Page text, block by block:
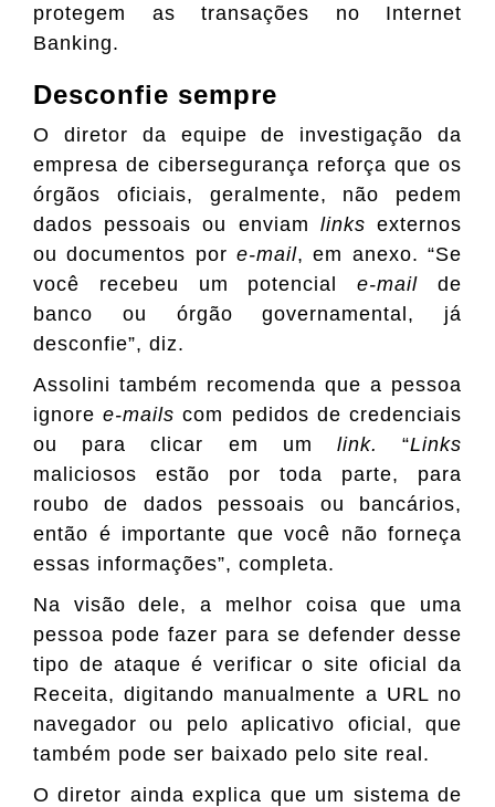
protegem as transações no Internet
Banking.
Desconfie sempre
O diretor da equipe de investigação da
empresa de cibersegurança reforça que os
órgãos oficiais, geralmente, não pedem
dados pessoais ou enviam links externos
ou documentos por e-mail, em anexo. “Se
você recebeu um potenciale-mail de
banco ou órgão governamental, já
desconfie”, diz.
Assolini também recomenda que a pessoa
ignoree-mails com pedidos de credenciais
ou para clicar em um link. “Links
maliciosos estão por toda parte, para
roubo de dados pessoais ou bancários,
então é importante que você não forneça
essas informações”, completa.
Na visão dele, a melhor coisa que uma
pessoa pode fazer para se defender desse
tipo de ataque é verificar o site oficial da
Receita, digitando manualmente a URL no
navegador ou pelo aplicativo oficial, que
também pode ser baixado pelo site real.
O diretor ainda explica que um sistema de